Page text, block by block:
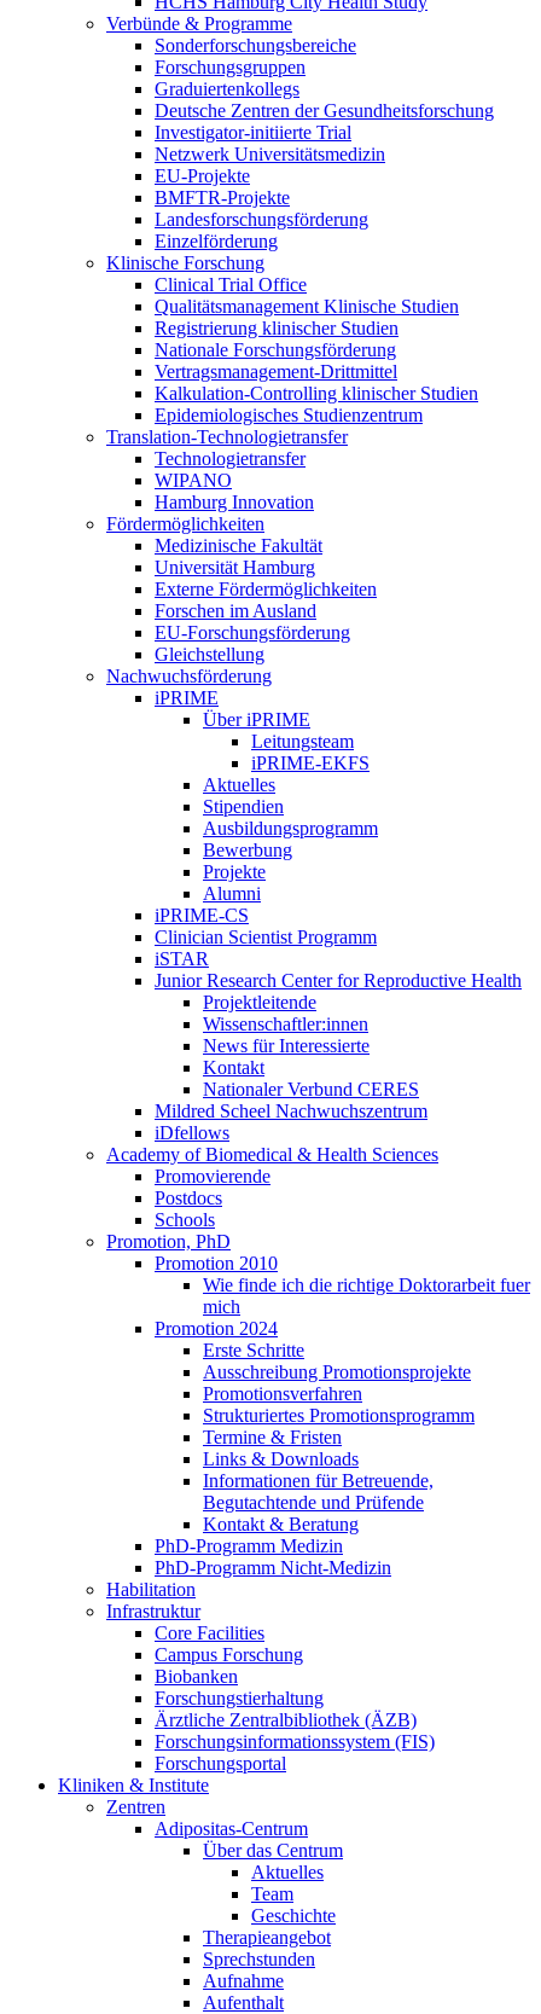
Verbünde & Programme
Sonderforschungsbereiche
Forschungsgruppen
Graduiertenkollegs
Deutsche Zentren der Gesundheitsforschung
Investigator-initiierte Trial
Netzwerk Universitätsmedizin
EU-Projekte
BMFTR-Projekte
Landesforschungsförderung
Einzelförderung
Klinische Forschung
Clinical Trial Office
Qualitätsmanagement Klinische Studien
Registrierung klinischer Studien
Nationale Forschungsförderung
Vertragsmanagement-Drittmittel
Kalkulation-Controlling klinischer Studien
Epidemiologisches Studienzentrum
Translation-Technologietransfer
Technologietransfer
WIPANO
Hamburg Innovation
Fördermöglichkeiten
Medizinische Fakultät
Universität Hamburg
Externe Fördermöglichkeiten
Forschen im Ausland
EU-Forschungsförderung
Gleichstellung
Nachwuchsförderung
iPRIME
Über iPRIME
Leitungsteam
iPRIME-EKFS
Aktuelles
Stipendien
Ausbildungsprogramm
Bewerbung
Projekte
Alumni
iPRIME-CS
Clinician Scientist Programm
iSTAR
Junior Research Center for Reproductive Health
Projektleitende
Wissenschaftler:innen
News für Interessierte
Kontakt
Nationaler Verbund CERES
Mildred Scheel Nachwuchszentrum
iDfellows
Academy of Biomedical & Health Sciences
Promovierende
Postdocs
Schools
Promotion, PhD
Promotion 2010
Wie finde ich die richtige Doktorarbeit fuer
mich
Promotion 2024
Erste Schritte
Ausschreibung Promotionsprojekte
Promotionsverfahren
Strukturiertes Promotionsprogramm
Termine & Fristen
Links & Downloads
Informationen für Betreuende,
Begutachtende und Prüfende
Kontakt & Beratung
PhD-Programm Medizin
PhD-Programm Nicht-Medizin
Habilitation
Infrastruktur
Core Facilities
Campus Forschung
Biobanken
Forschungstierhaltung
Ärztliche Zentralbibliothek (ÄZB)
Forschungsinformationssystem (FIS)
Forschungsportal
Kliniken & Institute
Zentren
Adipositas-Centrum
Über das Centrum
Aktuelles
Team
Geschichte
Therapieangebot
Sprechstunden
Aufnahme
Aufenthalt